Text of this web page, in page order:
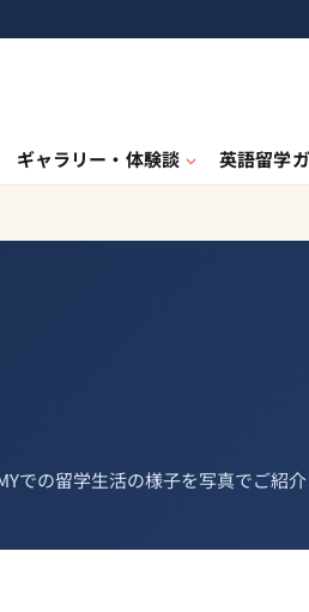
ギャラリー・体験談 英語留学
での留学生活の様子を写真でご紹介